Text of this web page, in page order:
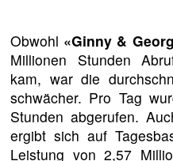
Obwohl «Ginny &
Millionen Stunden
kam, war die
schwächer. Pro Tag
Stunden abgerufen.
ergibt sich auf
Leistung von 2,57